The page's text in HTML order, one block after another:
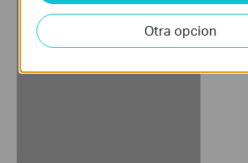
Otra opcion